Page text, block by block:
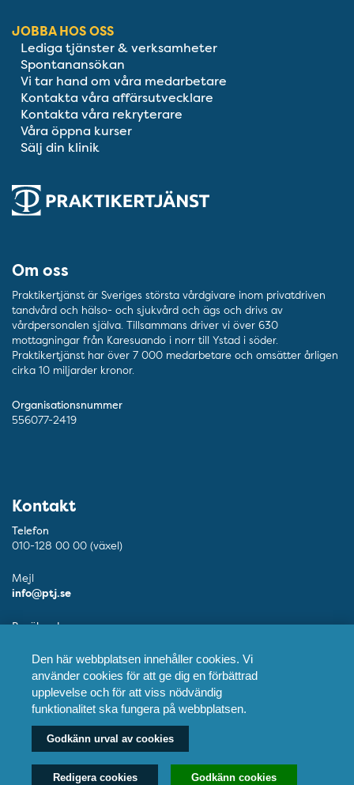
Den här webbplatsen innehåller cookies. Vi
använder cookies för att ge dig en förbättrad
upplevelse och för att viss nödvändig
funktionalitet ska fungera på webbplatsen.
Godkänn urval av cookies
Redigera cookies Godkänn cookies
JOBBA HOS OSS
Lediga tjänster & verksamheter
Spontanansökan
Vi tar hand om våra medarbetare
Kontakta våra affärsutvecklare
Kontakta våra rekryterare
Våra öppna kurser
Sälj din klinik
Om oss
Praktikertjänst är Sveriges största vårdgivare inom privatdriven
tandvård och hälso- och sjukvård och ägs och drivs av
vårdpersonalen själva. Tillsammans driver vi över 630
mottagningar från Karesuando i norr till Ystad i söder.
Praktikertjänst har över 7 000 medarbetare och omsätter årligen
cirka 10 miljarder kronor.
Organisationsnummer
556077-2419
Kontakt
Telefon
010-128 00 00 (växel)
Mejl
info@ptj.se
Besöksadress
Postadress
Praktikertjänst AB, 103 55 Stockholm
Fler kontaktuppgifter